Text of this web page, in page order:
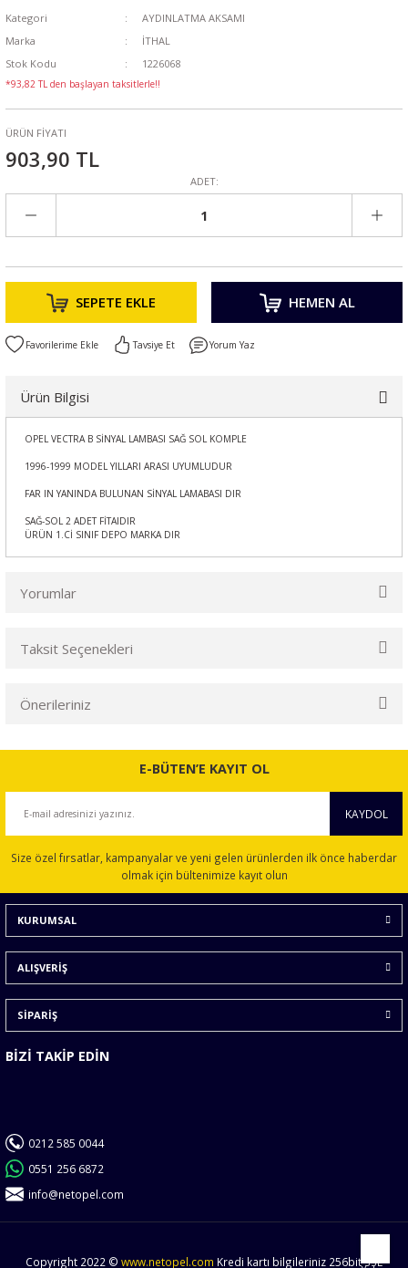
Kategori
AYDINLATMA AKSAMI
Marka
İTHAL
Stok Kodu
1226068
*93,82 TL den başlayan taksitlerle!!
ÜRÜN FİYATI
903,90 TL
ADET:
SEPETE EKLE HEMEN AL
Tavsiye Et Yorum Yaz
Ürün Bilgisi
OPEL VECTRA B SİNYAL LAMBASI SAĞ SOL KOMPLE
1996-1999 MODEL YILLARI ARASI UYUMLUDUR
FAR IN YANINDA BULUNAN SİNYAL LAMABASI DIR
SAĞ-SOL 2 ADET FİTAIDIR
ÜRÜN 1.Cİ SINIF DEPO MARKA DIR
Yorumlar
Taksit Seçenekleri
Önerileriniz
Bu ürünün fiyat bilgisi, resim, ürün açıklamalarında ve diğer
konularda yetersiz gördüğünüz noktaları öneri formunu
Ürün açıklamasında eksik bilgiler bulunuyor.
Ürün bilgilerinde hatalar bulunuyor.
Ürün fiyatı diğer sitelerden daha pahalı.
Bu ürüne benzer farklı alternatifler olmalı.
E-BÜTEN’E KAYIT OL
KAYDOL
Size özel fırsatlar, kampanyalar ve yeni gelen ürünlerden ilk önce haberdar
olmak için bültenimize kayıt olun
KURUMSAL
ALIŞVERİŞ
SİPARİŞ
BİZİ TAKİP EDİN
0212 585 0044
0551 256 6872
info@netopel.com
Copyright 2022 © www.netopel.com Kredi kartı bilgileriniz 256bit SSL